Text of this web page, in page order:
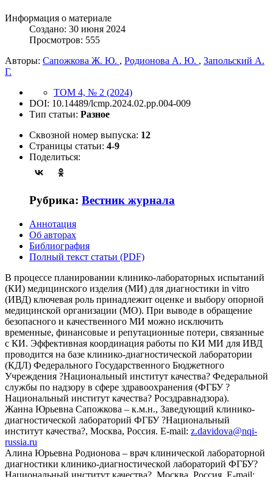
Информация о материале
Создано: 30 июня 2024
Просмотров: 555
Авторы: Сапожкова Ж. Ю. , Родионова А. Ю. , Запольский А.
Г.
ТОМ 4, № 2 (2024)
DOI: 10.14489/lcmp.2024.02.pp.004-009
Тип статьи: Разное
Сквозной номер выпуска: 12
Страницы статьи: 4-9
Поделиться:
Рубрика: Вестник журнала
Аннотация
Об авторах
Библиография
Полный текст статьи (PDF)
В процессе планировании клинико-лабораторных испытаний
(КИ) медицинского изделия (МИ) для диагностики in vitro
(ИВД) ключевая роль принадлежит оценке и выбору опорной
медицинской организации (МО). При выводе в обращение
безопасного и качественного МИ можно исключить
временные, финансовые и репутационные потери, связанные
с КИ. Эффективная координация работы по КИ МИ для ИВД
проводится на базе клинико-диагностической лаборатории
(КДЛ) Федерального Государственного Бюджетного
Учреждения ?Национальный институт качества? Федеральной
службы по надзору в сфере здравоохранения (ФГБУ ?
Национальный институт качества? Росздравнадзора).
Жанна Юрьевна Сапожкова – к.м.н., Заведующий клинико-
диагностической лабораторий ФГБУ ?Национальный
институт качества?, Москва, Россия. E-mail: z.davidova@nqi-
russia.ru
Алина Юрьевна Родионова – врач клинической лабораторной
диагностики клинико-диагностической лабораторий ФГБУ?
Национальный институт качества?, Москва, Россия. E-mail: